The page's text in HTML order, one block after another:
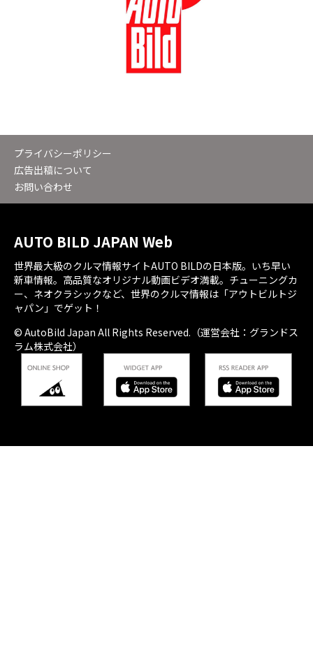
プライバシーポリシー
広告出稿について
お問い合わせ
AUTO BILD JAPAN Web
世界最大級のクルマ情報サイトAUTO BILDの日本版。いち早い
新車情報。高品質なオリジナル動画ビデオ満載。チューニングカ
ー、ネオクラシックなど、世界のクルマ情報は「アウトビルトジ
ャパン」でゲット！
© AutoBild Japan All Rights Reserved.（運営会社：グランドス
ラム株式会社）